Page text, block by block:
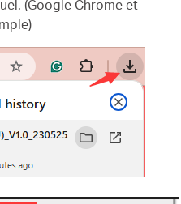
(Google Chrome et